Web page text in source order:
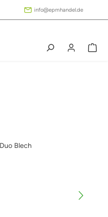
info@epmhandel.de